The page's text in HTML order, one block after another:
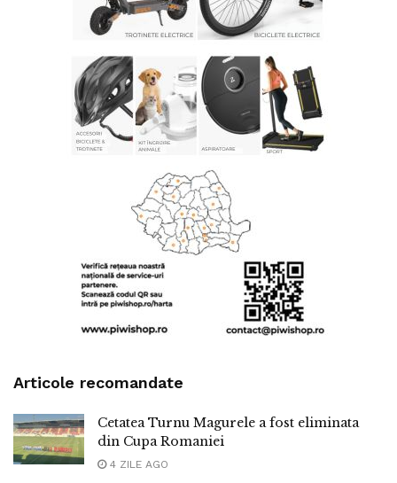
Articole recomandate
Cetatea Turnu Magurele a fost eliminata
din Cupa Romaniei
4 ZILE AGO